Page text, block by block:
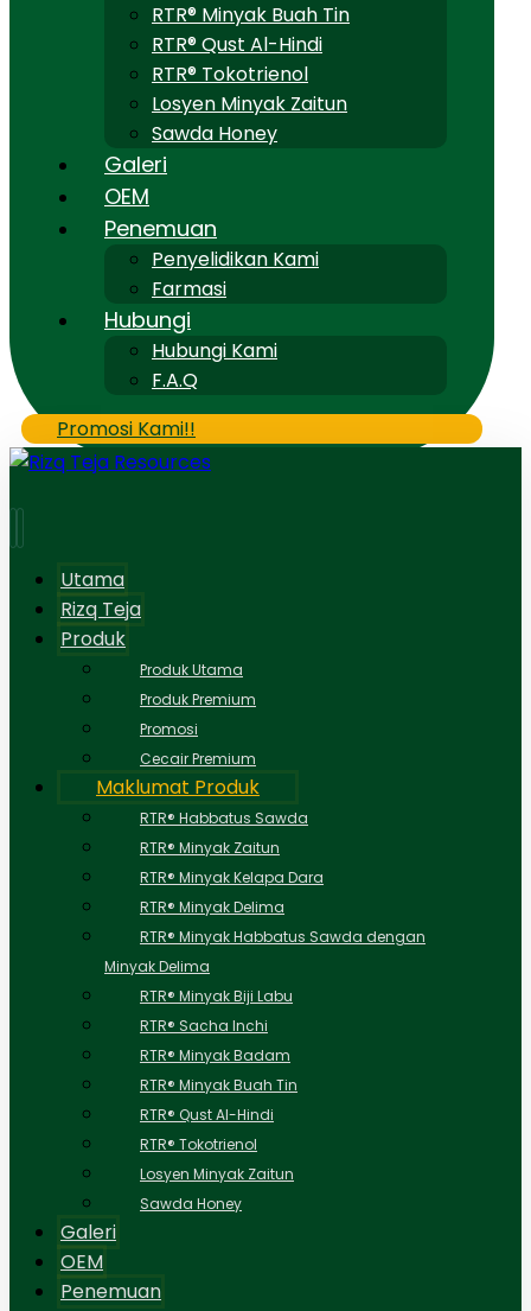
RTR® Minyak Buah Tin
RTR® Qust Al-Hindi
RTR® Tokotrienol
Losyen Minyak Zaitun
Sawda Honey
Galeri
OEM
Penemuan
Penyelidikan Kami
Farmasi
Hubungi
Hubungi Kami
F.A.Q
Promosi Kami!!
Utama
Rizq Teja
Produk
Produk Utama
Produk Premium
Promosi
Cecair Premium
Maklumat Produk
RTR® Habbatus Sawda
RTR® Minyak Zaitun
RTR® Minyak Kelapa Dara
RTR® Minyak Delima
RTR® Minyak Habbatus Sawda dengan
Minyak Delima
RTR® Minyak Biji Labu
RTR® Sacha Inchi
RTR® Minyak Badam
RTR® Minyak Buah Tin
RTR® Qust Al-Hindi
RTR® Tokotrienol
Losyen Minyak Zaitun
Sawda Honey
Galeri
OEM
Penemuan